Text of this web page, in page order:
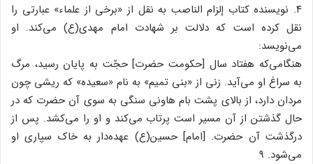
۴. نویسنده کتاب إلزام الناصب به نقل از «برخی از علماء» عبارتی را
نقل کرده است که دلالت بر شهادت امام مهدی(ع) می‌کند. او
می‌نویسد:
هنگامی‌که هفتاد سال [حکومت حضرت] حجّت به پایان رسید، مرگ
به سراغ او می‌آید. زنی از «بنی تمیم» به نام «سعیده» که ریشی چون
مردان دارد، از بالای پشت بام هاونی سنگی به سوی آن حضرت که در
حال گذشتن از آن مسیر است پرتاب می‌کند و او را می‌کشد. پس از
درگذشت آن حضرت. [امام] حسین(ع) عهده‌دار به خاک سپاری او
می‌شود. ۹